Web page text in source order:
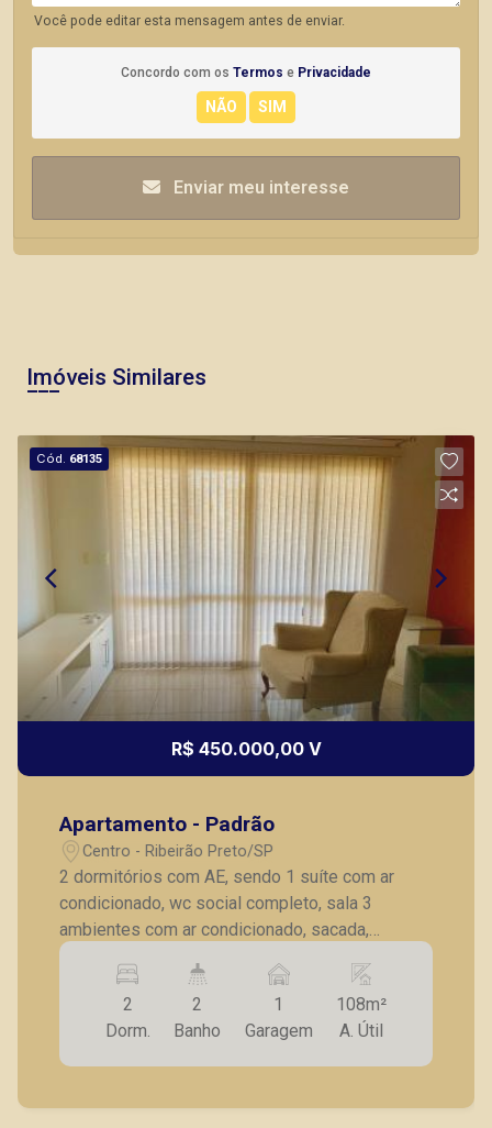
Você pode editar esta mensagem antes de enviar.
Concordo com os Termos e Privacidade
Enviar meu interesse
Imóveis Similares
Cód. 68135
R$ 450.000,00 V
Apartamento - Padrão
Centro - Ribeirão Preto/SP
2 dormitórios com AE, sendo 1 suíte com ar
condicionado, wc social completo, sala 3
ambientes com ar condicionado, sacada,
cozinha planejada, AS c/ AE, wc de serviço, 1
vaga de garagem.
2
Dorm.
2
Banho
1
Garagem
108m²
A. Útil